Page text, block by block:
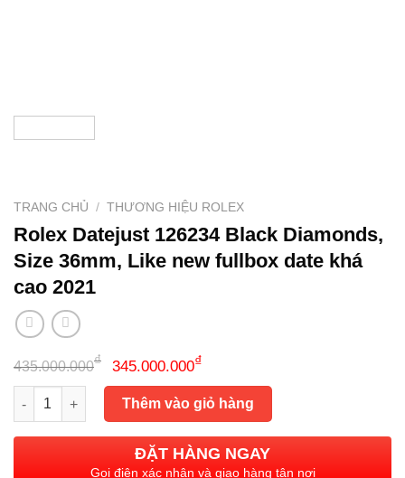
TRANG CHỦ / THƯƠNG HIỆU ROLEX
Rolex Datejust 126234 Black Diamonds,
Size 36mm, Like new fullbox date khá
cao 2021
435.000.000₫
Giá
gốc
là:
435.000.000₫.
345.000.000₫Giá
hiện
tại
là:
345.000.000₫.
Rolex Datejust 126234 Black Diamonds, Size 36mm, Like new
Thêm vào giỏ hàng
ĐẶT HÀNG NGAY
Gọi điện xác nhận và giao hàng tận nơi